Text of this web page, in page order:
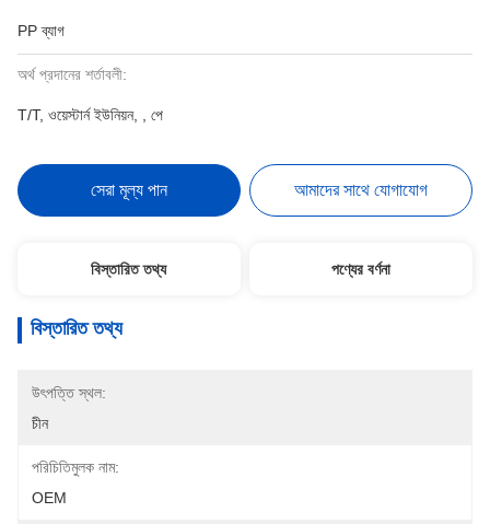
PP ব্যাগ
অর্থ প্রদানের শর্তাবলী:
T/T, ওয়েস্টার্ন ইউনিয়ন, , পে
সেরা মূল্য পান আমাদের সাথে যোগাযোগ
বিস্তারিত তথ্য পণ্যের বর্ণনা
বিস্তারিত তথ্য
উৎপত্তি স্থল:
চীন
পরিচিতিমুলক নাম:
OEM